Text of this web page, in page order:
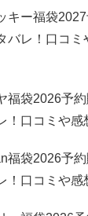
キー福袋
バレ！口コミ
福袋2026予
！口コミや感
福袋2026予
！口コミや感